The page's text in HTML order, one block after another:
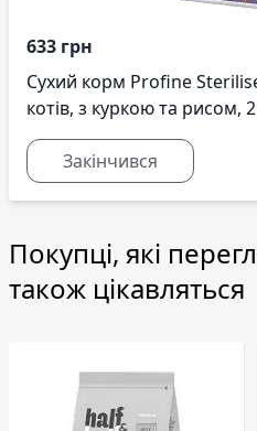
633 грн
Сухий корм Profine
котів, з куркою та рисом,
Закінчився
Покупці, які
також цікавляться